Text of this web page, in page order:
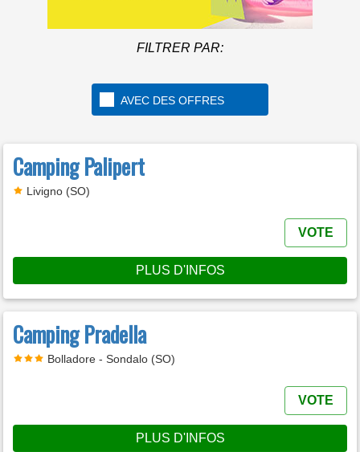
FILTRER PAR:
AVEC DES OFFRES
Camping Palipert
Livigno (SO)
VOTE
PLUS D'INFOS
Camping Pradella
Bolladore - Sondalo (SO)
VOTE
PLUS D'INFOS